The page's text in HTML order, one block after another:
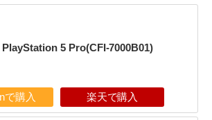
PlayStation 5 Pro(CFI-7000B01)
で購入 楽天で購入